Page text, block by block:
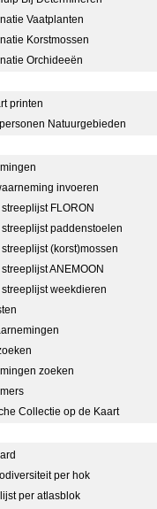
Vaatplanten
Korstmossen
Orchideeën
printen
Natuurgebieden
invoeren
FLORON
streeplijst paddenstoelen
(korst)mossen
ANEMOON
streeplijst weekdieren
zoeken
Collectie op de Kaart
per hok
per atlasblok